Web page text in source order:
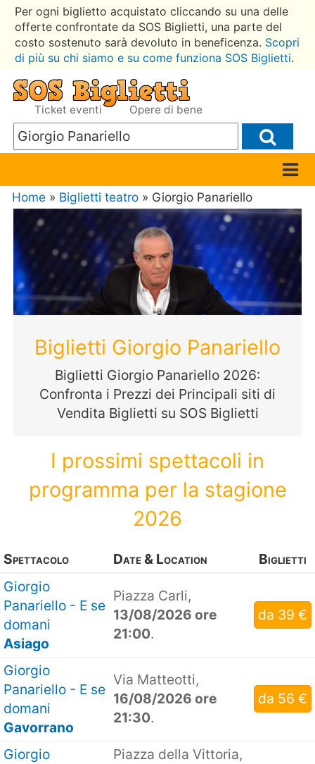
Per ogni biglietto acquistato cliccando su una delle
offerte confrontate da SOS Biglietti, una parte del
costo sostenuto sarà devoluto in beneficenza. Scopri
di più su chi siamo e su come funziona SOS Biglietti.
Ticket eventi Opere di bene
Home » Biglietti teatro » Giorgio Panariello
Biglietti Giorgio Panariello
Biglietti Giorgio Panariello 2026:
Confronta i Prezzi dei Principali siti di
Vendita Biglietti su SOS Biglietti
I prossimi spettacoli in
programma per la stagione
2026
Spettacolo Date & Location
Biglietti
Giorgio
Panariello - E se
domani
Asiago
Piazza Carli,
13/08/2026 ore
21:00.
da 39 €
Giorgio
Panariello - E se
domani
Gavorrano
Via Matteotti,
16/08/2026 ore
21:30.
da 56 €
Giorgio
Piazza della Vittoria,